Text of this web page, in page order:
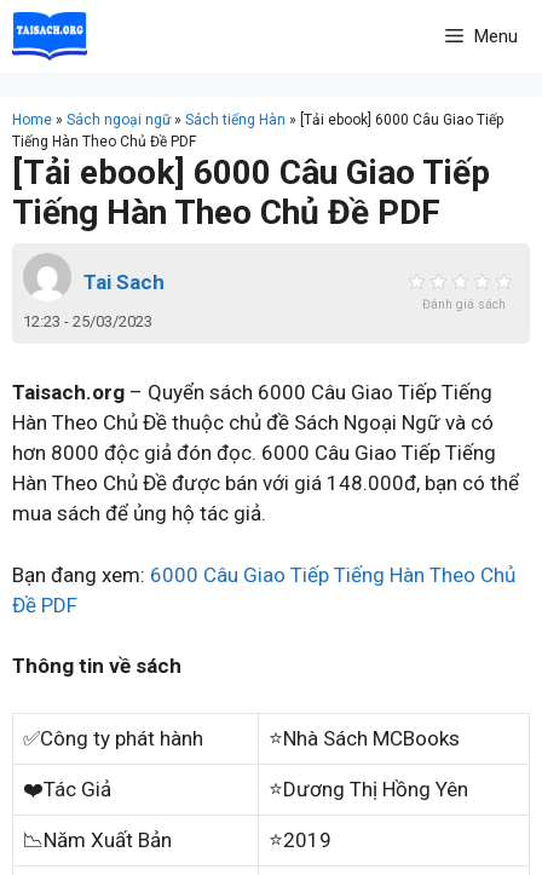
Skip
to
Menu
Home » Sách ngoại ngữ» Sách tiếng Hàn » [Tải ebook] 6000 Câu Giao Tiếp
Tiếng Hàn Theo Chủ Đề PDF
[Tải ebook] 6000 Câu Giao Tiếp
Tiếng Hàn Theo Chủ Đề PDF
Tai Sach
12:23 - 25/03/2023
Đánh giá sách
Taisach.org – Quyển sách 6000 Câu Giao Tiếp Tiếng
Hàn Theo Chủ Đề thuộc chủ đề Sách Ngoại Ngữ và có
hơn 8000 độc giả đón đọc. 6000 Câu Giao Tiếp Tiếng
Hàn Theo Chủ Đề được bán với giá 148.000đ, bạn có thể
mua sách để ủng hộ tác giả.
Bạn đang xem: 6000 Câu Giao Tiếp Tiếng Hàn Theo Chủ
Đề PDF
Thông tin về sách
✅Công ty phát hành ⭐Nhà Sách MCBooks
❤️Tác Giả ⭐Dương Thị Hồng Yên
📉Năm Xuất Bản ⭐2019